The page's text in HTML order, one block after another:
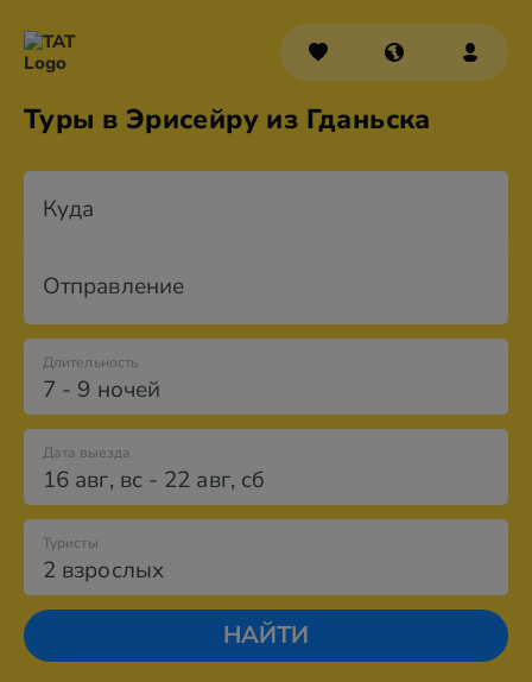
Туры в Эрисейру из Гданьска
Куда
Отправление
7 - 9 ночей
Длительность
Дата выезда
16 авг, вс- 22 авг, сб
2 взрослых
Туристы
НАЙТИ